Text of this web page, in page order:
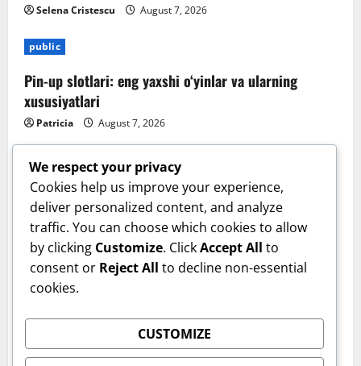
Selena Cristescu August 7, 2026
public
Pin-up slotlari: eng yaxshi o‘yinlar va ularning
xususiyatlari
Patricia August 7, 2026
Cum îți verifici sănătatea inimii acasă. Tensiunea
We respect your privacy
Cookies help us improve your experience,
deliver personalized content, and analyze
traffic. You can choose which cookies to allow
by clicking Customize. ClickAccept All to
consent or Reject All to decline non-essential
cookies.
CUSTOMIZE